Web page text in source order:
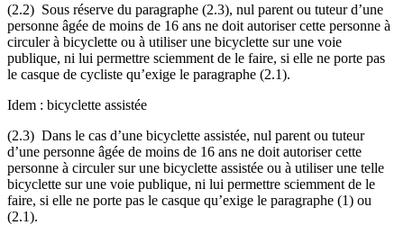
(2.2) Sous réserve du paragraphe (2.3), nul parent ou tuteur d’une
personne âgée de moins de 16 ans ne doit autoriser cette personne à
circuler à bicyclette ou à utiliser une bicyclette sur une voie
publique, ni lui permettre sciemment de le faire, si elle ne porte pas
le casque de cycliste qu’exige le paragraphe (2.1).
Idem : bicyclette assistée
(2.3) Dans le cas d’une bicyclette assistée, nul parent ou tuteur
d’une personne âgée de moins de 16 ans ne doit autoriser cette
personne à circuler sur une bicyclette assistée ou à utiliser une telle
bicyclette sur une voie publique, ni lui permettre sciemment de le
faire, si elle ne porte pas le casque qu’exige le paragraphe (1) ou
(2.1).